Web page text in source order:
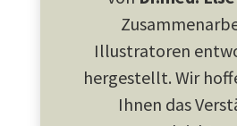
Illustratoren
hergestellt. Wir
Ihnen das